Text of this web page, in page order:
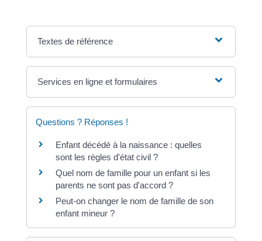
Textes de référence
Services en ligne et formulaires
Questions ? Réponses !
Enfant décédé à la naissance : quelles
sont les règles d'état civil ?
Quel nom de famille pour un enfant si les
parents ne sont pas d'accord ?
Peut-on changer le nom de famille de son
enfant mineur ?